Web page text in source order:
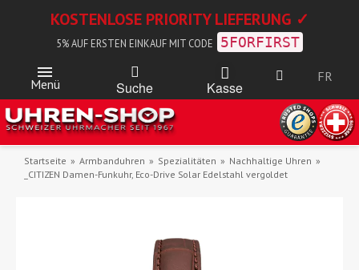
KOSTENLOSE PRIORITY LIEFERUNG ✓
5% AUF ERSTEN EINKAUF MIT CODE 5FORFIRST
Menü Suche Kasse
FR
Startseite Armbanduhren Spezialitäten
Nachhaltige Uhren
_CITIZEN Damen-Funkuhr, Eco-Drive Solar Edelstahl vergoldet